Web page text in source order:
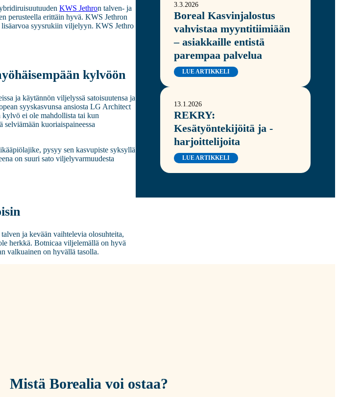
KWS Jethron talven- ja
perusteella erittäin hyvä. KWS Jethron
syysrukiin viljelyyn. KWS Jethro
kylvöön
ja käytännön viljelyssä satoisuutensa ja
syyskasvunsa ansiosta LG Architect
ei ole mahdollista tai kun
kuoriaispaineessa
pysyy sen kasvupiste syksyllä
on suuri sato viljelyvarmuudesta
ja kevään vaihtelevia olosuhteita,
herkkä. Botnicaa viljelemällä on hyvä
valkuainen on hyvällä tasolla.
3.3.2026
Boreal Kasvinjalostus
vahvistaa myyntitiimiään
– asiakkaille entistä
parempaa palvelua
LUE ARTIKKELI
13.1.2026
REKRY:
Kesätyöntekijöitä ja -
harjoittelijoita
LUE ARTIKKELI
Mistä Borealia voi ostaa?